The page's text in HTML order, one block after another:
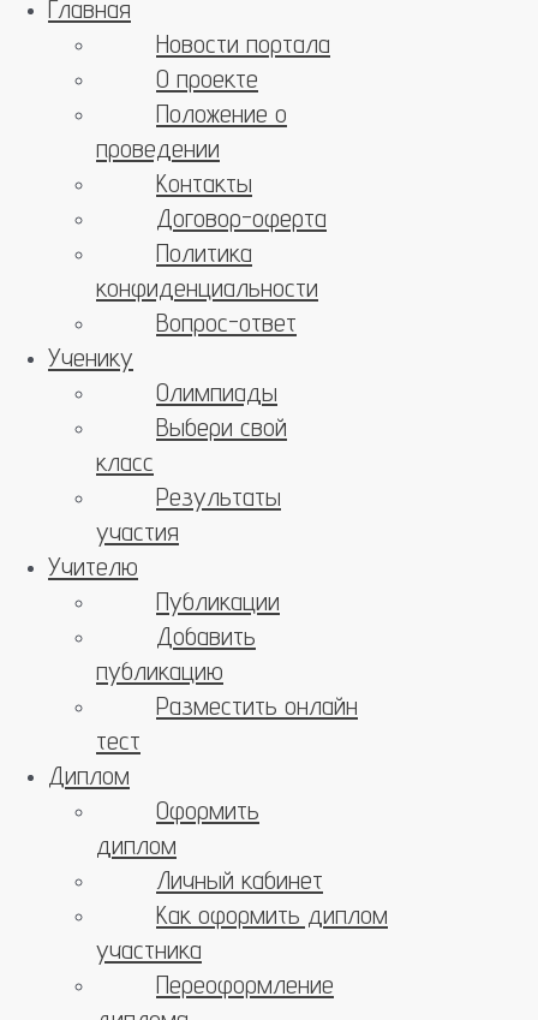
Главная
Новости портала
О проекте
Положение о
проведении
Контакты
Договор-оферта
Политика
конфиденциальности
Вопрос-ответ
Ученику
Олимпиады
Выбери свой
класс
Результаты
участия
Учителю
Публикации
Добавить
публикацию
Разместить онлайн
тест
Диплом
Оформить
диплом
Личный кабинет
Как оформить диплом
участника
Переоформление